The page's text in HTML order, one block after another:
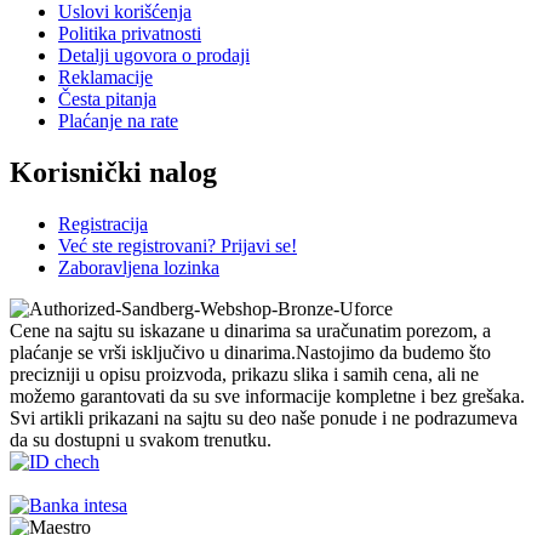
Uslovi korišćenja
Politika privatnosti
Detalji ugovora o prodaji
Reklamacije
Česta pitanja
Plaćanje na rate
Korisnički nalog
Registracija
Već ste registrovani? Prijavi se!
Zaboravljena lozinka
Cene na sajtu su iskazane u dinarima sa uračunatim porezom, a
plaćanje se vrši isključivo u dinarima.Nastojimo da budemo što
precizniji u opisu proizvoda, prikazu slika i samih cena, ali ne
možemo garantovati da su sve informacije kompletne i bez grešaka.
Svi artikli prikazani na sajtu su deo naše ponude i ne podrazumeva
da su dostupni u svakom trenutku.